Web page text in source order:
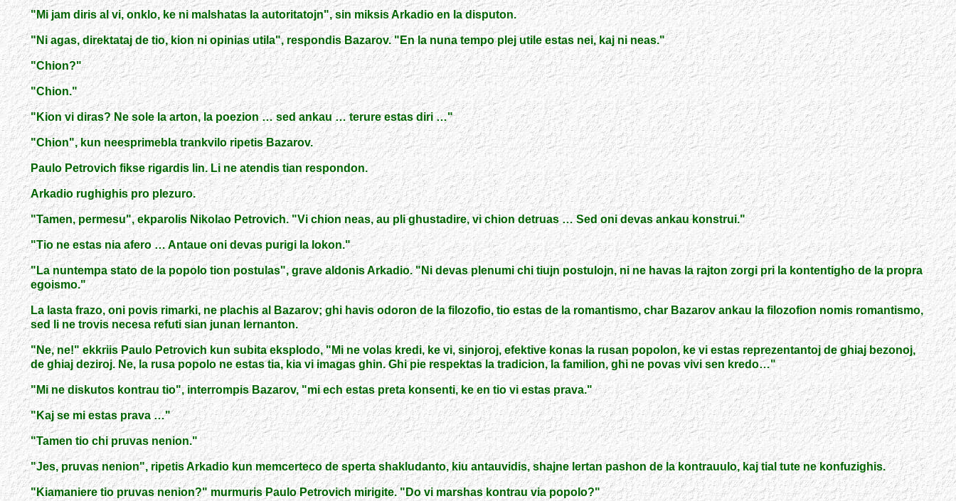
"Mi jam diris al vi, onklo, ke ni malshatas la autoritatojn", sin miksis Arkadio en la disputon.
"Ni agas, direktataj de tio, kion ni opinias utila", respondis Bazarov." En la nuna tempo plej utile estas nei, kaj ni neas."
"Chion?"
"Chion."
"Kion vi diras? Ne sole la arton, la poezion … sed ankau … terure estas diri …"
"Chion", kun neesprimebla trankvilo ripetis Bazarov.
Paulo Petrovich fikse rigardis lin. Li ne atendis tian respondon.
Arkadio rughighis pro plezuro.
"Tamen, permesu", ekparolis Nikolao Petrovich."Vi chion neas, au pli ghustadire, vi chion detruas … Sed oni devas ankau konstrui."
"Tio ne estas nia afero … Antaue oni devas purigi la lokon."
" La nuntempa stato de la popolo tion postulas", grave aldonis Arkadio." Ni devas plenumi chi tiujn postulojn, ni ne havas la rajton zorgi pri la kontentigho de la propra
egoismo."
La lasta frazo, oni povis rimarki, ne plachis al Bazarov; ghi havis odoron de la filozofio, tio estas de la romantismo, char Bazarov ankau la filozofion nomis romantismo,
sed li ne trovis necesa refuti sian junan lernanton.
"Ne, ne!" ekkriis Paulo Petrovich kun subita eksplodo,"Mi ne volas kredi, ke vi, sinjoroj, efektive konas la rusan popolon, ke vi estas reprezentantoj de ghiaj bezonoj,
de ghiaj deziroj. Ne, la rusa popolo ne estas tia, kia vi imagas ghin. Ghi pie respektas la tradicion, la familion, ghi ne povas vivi sen kredo…"
"Mi ne diskutos kontrau tio", interrompis Bazarov, "mi ech estas preta konsenti, ke en tio vi estas prava."
"Kaj se mi estas prava …"
"Tamen tio chi pruvas nenion."
"Jes, pruvas nenion", ripetis Arkadio kun memcerteco de sperta shakludanto, kiu antauvidis, shajne lertan pashon de la kontrauulo, kaj tial tute ne konfuzighis.
"Kiamaniere tio pruvas nenion?"murmuris Paulo Petrovich mirigite."Do vi marshas kontrau via popolo?"